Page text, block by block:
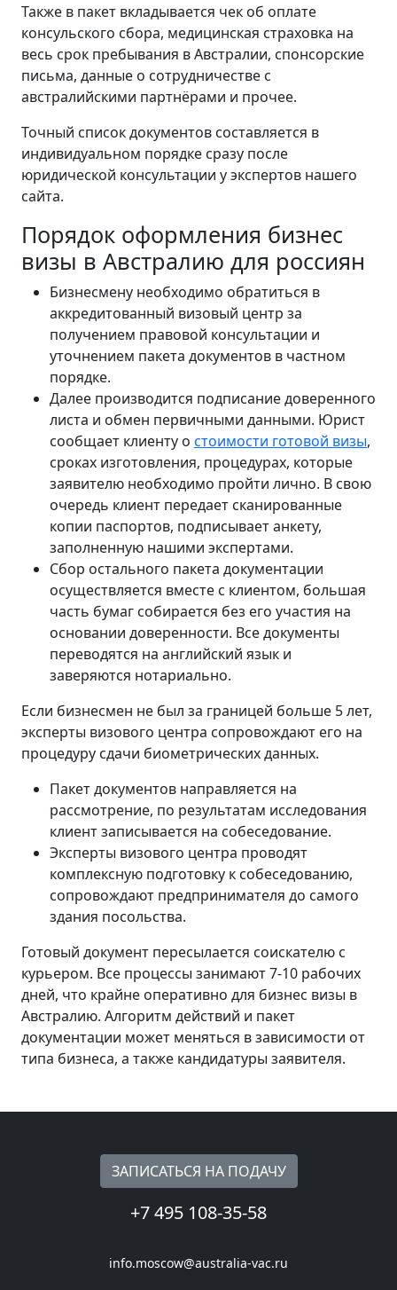
Также в пакет вкладывается чек об оплате
консульского сбора, медицинская страховка на
весь срок пребывания в Австралии, спонсорские
письма, данные о сотрудничестве с
австралийскими партнёрами и прочее.
Точный список документов составляется в
индивидуальном порядке сразу после
юридической консультации у экспертов нашего
сайта.
Порядок оформления бизнес
визы в Австралию для россиян
Бизнесмену необходимо обратиться в
аккредитованный визовый центр за
получением правовой консультации и
уточнением пакета документов в частном
порядке.
Далее производится подписание доверенного
листа и обмен первичными данными. Юрист
сообщает клиенту о стоимости готовой визы,
сроках изготовления, процедурах, которые
заявителю необходимо пройти лично. В свою
очередь клиент передает сканированные
копии паспортов, подписывает анкету,
заполненную нашими экспертами.
Сбор остального пакета документации
осуществляется вместе с клиентом, большая
часть бумаг собирается без его участия на
основании доверенности. Все документы
переводятся на английский язык и
заверяются нотариально.
Если бизнесмен не был за границей больше 5 лет,
эксперты визового центра сопровождают его на
процедуру сдачи биометрических данных.
Пакет документов направляется на
рассмотрение, по результатам исследования
клиент записывается на собеседование.
Эксперты визового центра проводят
комплексную подготовку к собеседованию,
сопровождают предпринимателя до самого
здания посольства.
Готовый документ пересылается соискателю с
курьером. Все процессы занимают 7-10 рабочих
дней, что крайне оперативно для бизнес визы в
Австралию. Алгоритм действий и пакет
документации может меняться в зависимости от
типа бизнеса, а также кандидатуры заявителя.
ЗАПИСАТЬСЯ НА ПОДАЧУ
+7 495 108-35-58
info.moscow@australia-vac.ru